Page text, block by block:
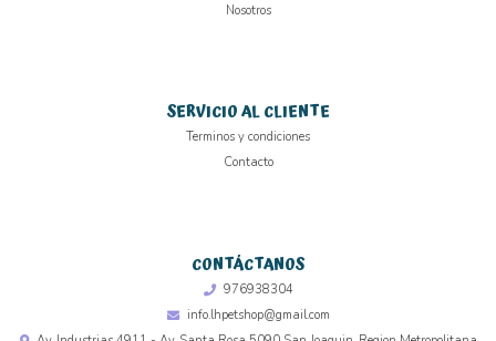
Nosotros
SERVICIO AL CLIENTE
Terminos y condiciones
Contacto
CONTÁCTANOS
976938304
info.lhpetshop@gmail.com